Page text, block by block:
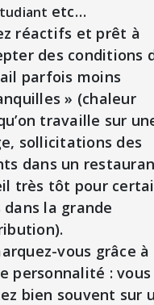
etc…
réactifs et prêt à
des conditions
parfois moins
» (chaleur
travaille sur
sollicitations des
dans un
très tôt pour
dans la grande
vous grâce à
personnalité : vous
bien souvent sur